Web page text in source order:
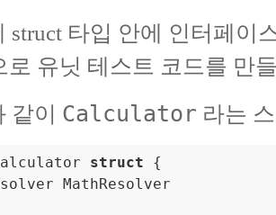
struct 타입 안에 인터페이
로 유닛 테스트 코드를 만
같이 Calculator 라는
struct {
MathResolver